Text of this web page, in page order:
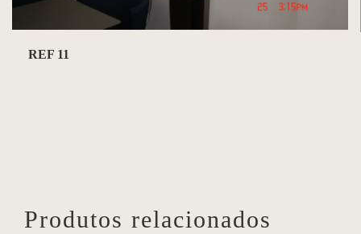
REF 11
Produtos relacionados